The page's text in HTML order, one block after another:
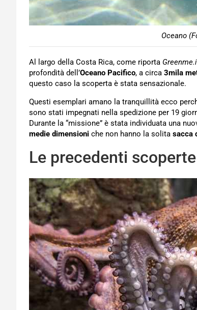
Oceano
Al largo della Costa Rica, come riporta
profondità dell’Oceano Pacifico, a circa 3mila
questo caso la scoperta è stata sensazionale.
Questi esemplari amano la tranquillità ecco
sono stati impegnati nella spedizione per 19
Durante la “missione” è stata individuata una
medie dimensioni che non hanno la solita sacca
Le precedenti scoperte